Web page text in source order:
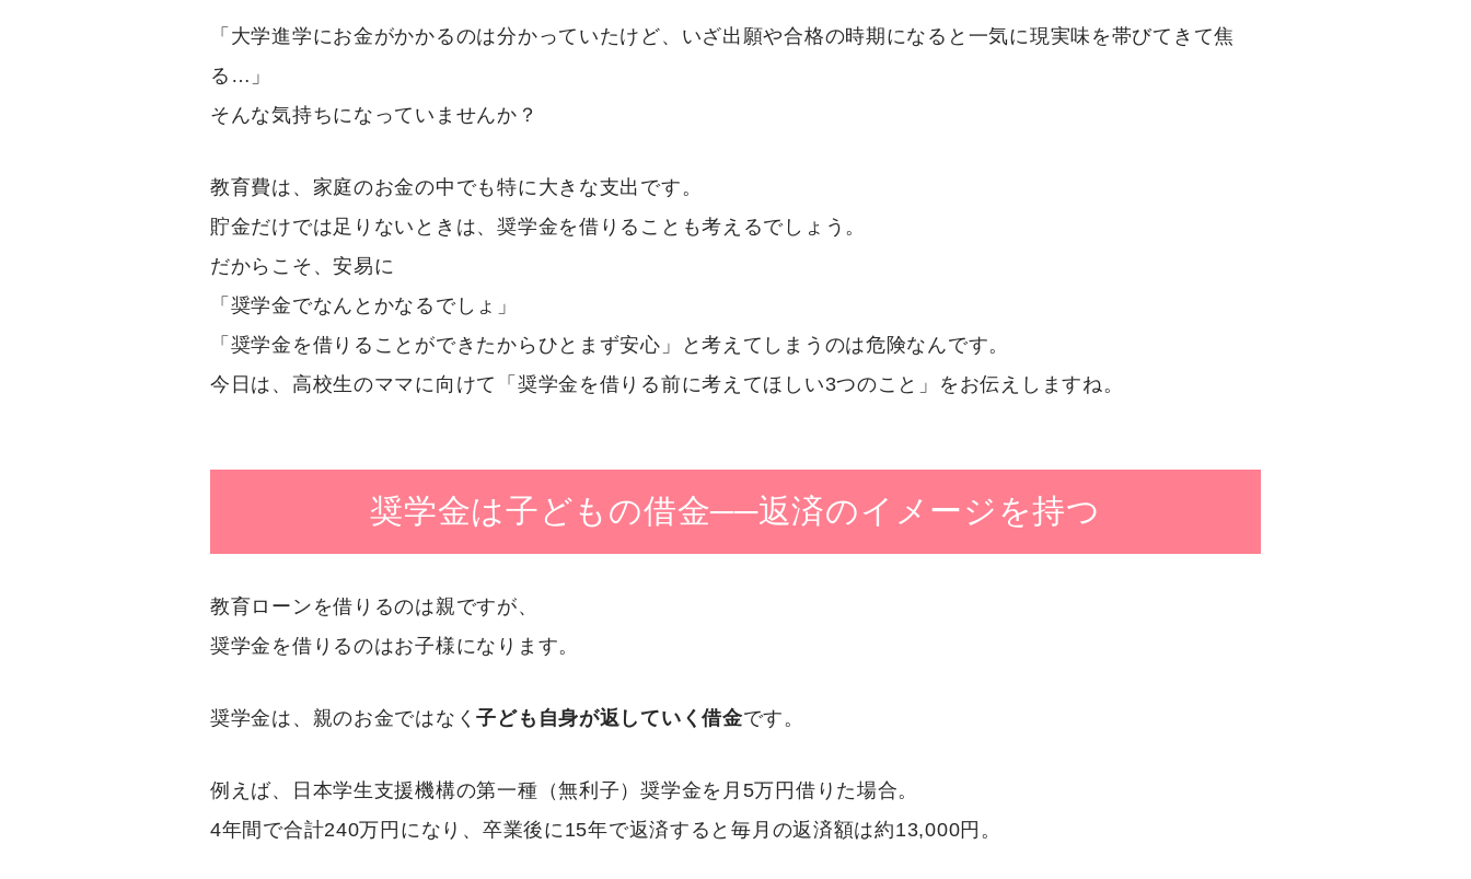
「大学進学にお金がかかるのは分かっていたけど、いざ出願や合格の時期になると一気に現実味を帯びてきて焦
る…」
そんな気持ちになっていませんか？
教育費は、家庭のお金の中でも特に大きな支出です。
貯金だけでは足りないときは、奨学金を借りることも考えるでしょう。
だからこそ、安易に
「奨学金でなんとかなるでしょ」
「奨学金を借りることができたからひとまず安心」と考えてしまうのは危険なんです。
今日は、高校生のママに向けて「奨学金を借りる前に考えてほしい3つのこと」をお伝えしますね。
奨学金は子どもの借金──返済のイメージを持つ
教育ローンを借りるのは親ですが、
奨学金を借りるのはお子様になります。
奨学金は、親のお金ではなく子ども自身が返していく借金です。
例えば、日本学生支援機構の第一種（無利子）奨学金を月5万円借りた場合。
4年間で合計240万円になり、卒業後に15年で返済すると毎月の返済額は約13,000円。